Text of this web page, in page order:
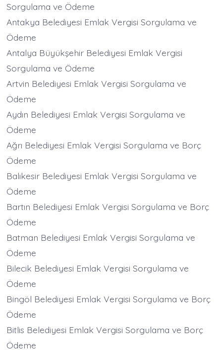
Sorgulama ve Ödeme
Antakya Belediyesi Emlak Vergisi Sorgulama ve
Ödeme
Antalya Büyükşehir Belediyesi Emlak Vergisi
Sorgulama ve Ödeme
Artvin Belediyesi Emlak Vergisi Sorgulama ve
Ödeme
Aydın Belediyesi Emlak Vergisi Sorgulama ve
Ödeme
Ağrı Belediyesi Emlak Vergisi Sorgulama ve Borç
Ödeme
Balıkesir Belediyesi Emlak Vergisi Sorgulama ve
Ödeme
Bartın Belediyesi Emlak Vergisi Sorgulama ve Borç
Ödeme
Batman Belediyesi Emlak Vergisi Sorgulama ve
Ödeme
Bilecik Belediyesi Emlak Vergisi Sorgulama ve
Ödeme
Bingöl Belediyesi Emlak Vergisi Sorgulama ve Borç
Ödeme
Bitlis Belediyesi Emlak Vergisi Sorgulama ve Borç
Ödeme